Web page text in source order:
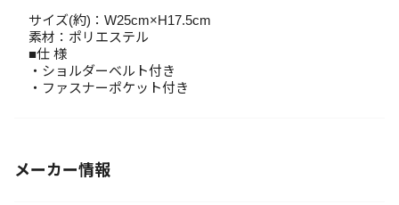
サイズ(約)：W25cm×H17.5cm
素材：ポリエステル
■仕 様
・ショルダーベルト付き
・ファスナーポケット付き
メーカー情報